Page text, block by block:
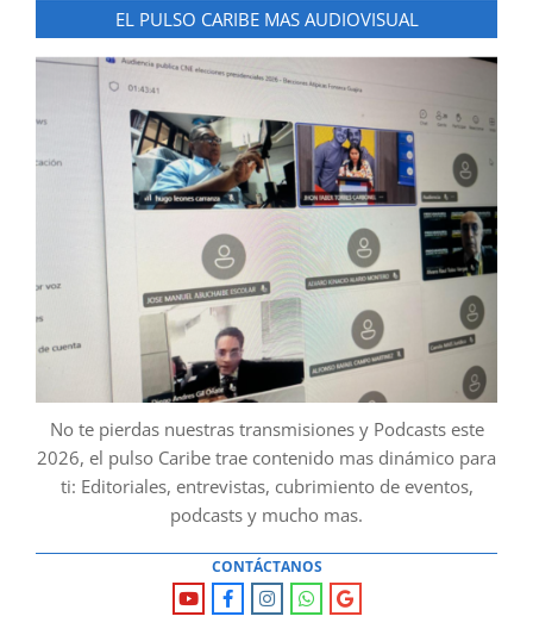
EL PULSO CARIBE MAS AUDIOVISUAL
No te pierdas nuestras transmisiones y Podcasts este
2026, el pulso Caribe trae contenido mas dinámico para
ti: Editoriales, entrevistas, cubrimiento de eventos,
podcasts y mucho mas.
CONTÁCTANOS